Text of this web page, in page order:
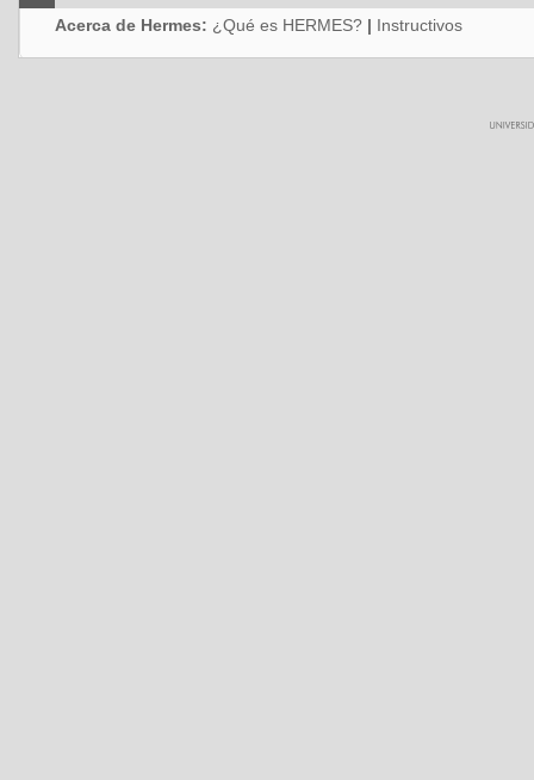
Acerca de Hermes: ¿Qué es HERMES? | Instructivos